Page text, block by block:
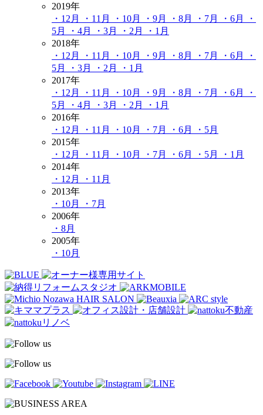
2019年
・12月
・11月 ・10月 ・9月 ・8月 ・7月 ・6月
・
5月
・4月 ・3月 ・2月
・1月
2018年
・12月
・11月 ・10月 ・9月 ・8月 ・7月 ・6月
・
5月
・3月 ・2月
・1月
2017年
・12月
・11月 ・10月 ・9月 ・8月 ・7月 ・6月
・
5月
・4月 ・3月 ・2月
・1月
2016年
・12月
・11月 ・10月 ・7月 ・6月
・5月
2015年
・12月
・11月 ・10月 ・7月 ・6月 ・5月
・1月
2014年
・12月
・11月
2013年
・10月
・7月
2006年
・8月
2005年
・10月